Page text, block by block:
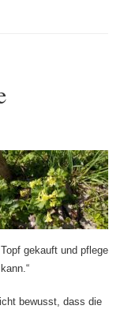
gekauft und pflege
bewusst, dass die